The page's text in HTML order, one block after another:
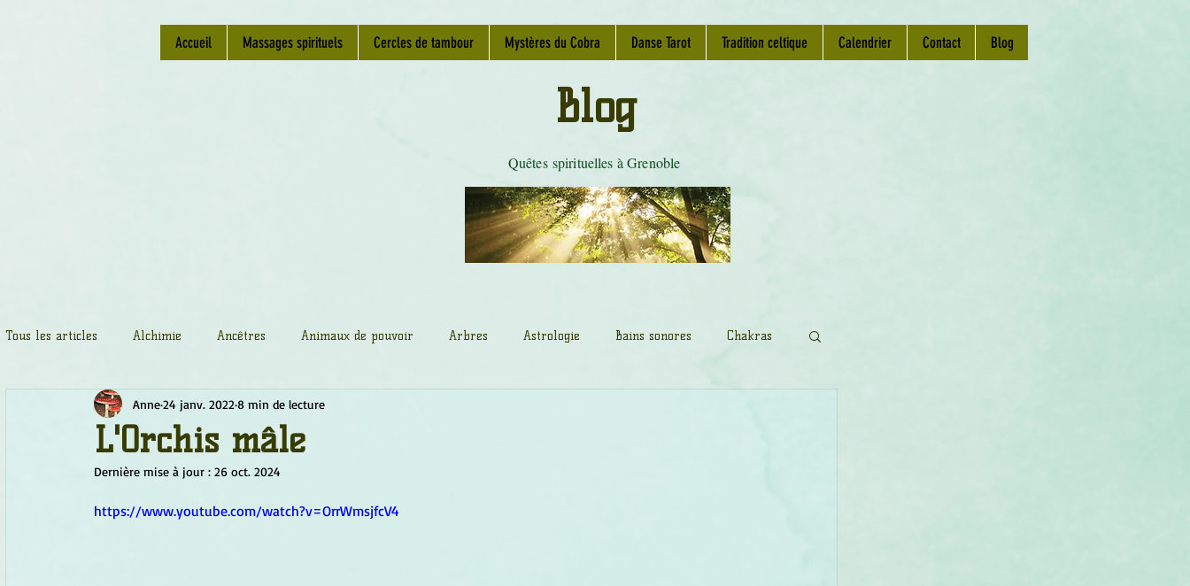
Accueil Massages spirituels Cercles de tambour Mystères du Cobra Danse Tarot Tradition celtique Calendrier Contact Blog
Quêtes spirituelles à Grenoble
Blog
Tous les articles Alchimie Ancêtres Animaux de pouvoir Arbres Astrologie Bains sonores Chakras
Chamanisme Champignons Conscience
Fleurs de Bach Géométrie sacrée
L'Orchis mâle
Anne24 janv. 2022 8 min de lecture
Dernière mise à jour : 26 oct. 2024
https://www.youtube.com/watch?v=OrrWmsjfcV4